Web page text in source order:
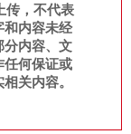
传，不代表
和内容未经
分内容、文
任何保证或
关内容。